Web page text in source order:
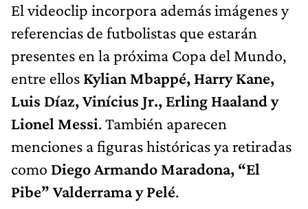
El videoclip incorpora además imágenes y
referencias de futbolistas que estarán
presentes en la próxima Copa del Mundo,
entre ellos Kylian Mbappé, Harry Kane,
Luis Díaz, Vinícius Jr., Erling Haaland y
Lionel Messi. También aparecen
menciones a figuras históricas ya retiradas
como Diego Armando Maradona, “El
Pibe” Valderrama y Pelé.